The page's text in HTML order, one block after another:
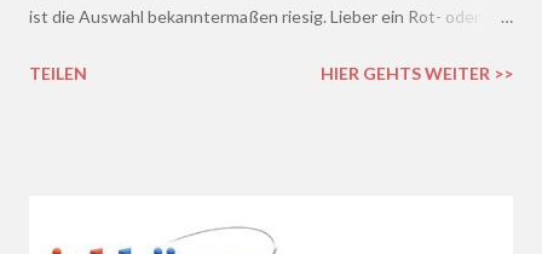
ist die Auswahl bekanntermaßen riesig. Lieber ein Rot- oder
lieblich? Du hast die Qual der Wahl :D Wenn du so wie ich kaum
TEILEN HIER GEHTS WEITER >>